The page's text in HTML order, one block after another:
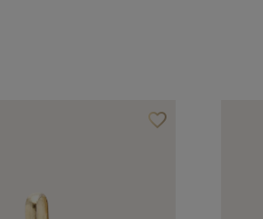
favorite_borderAjouter à vos favoris